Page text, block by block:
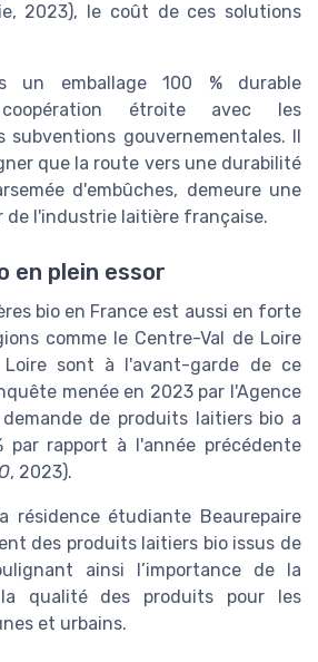
2023), le coût de ces solutions
un emballage 100 % durable
étroite avec les
gouvernementales. Il
que la route vers une durabilité
d'embûches, demeure une
de l'industrie laitière française.
en plein essor
bio en France est aussi en forte
comme le Centre-Val de Loire
sont à l'avant-garde de ce
menée en 2023 par l'Agence
de produits laitiers bio a
par rapport à l'année précédente
, 2023).
résidence étudiante Beaurepaire
des produits laitiers bio issus de
ainsi l’importance de la
qualité des produits pour les
et urbains.